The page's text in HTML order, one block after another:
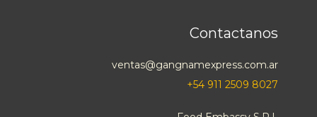
Contactanos
ventas@gangnamexpress.com.ar
+54 911 2509 8027